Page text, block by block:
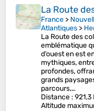
La Route
France >
Atlantiques >
La Route des
emblématique
d’ouest en est
mythiques,
profondes,
grands
parcours,…
Distance : 921,3
Altitude